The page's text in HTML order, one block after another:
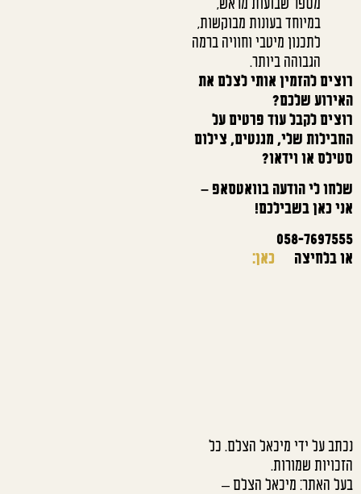
מספר שבועות מראש,
במיוחד בעונות מבוקשות,
לתכנון מיטבי וחוויה ברמה
הגבוהה ביותר.
רוצים להזמין אותי לצלם את
האירוע שלכם?
רוצים לקבל עוד פרטים על
החבילות שלי, מגנטים, צילום
סטילס או וידאו?
שלחו לי הודעה בוואטסאפ –
אני כאן בשבילכם!
058-7697555
או בלחיצה
כאן:
נכתב על ידי מיכאל הצלם. כל
הזכויות שמורות.
בעל האתר: מיכאל הצלם –